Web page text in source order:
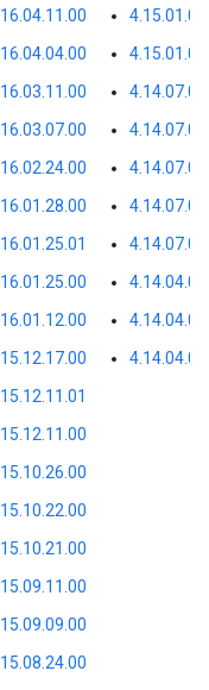
16.04.11.00
16.04.04.00
16.03.11.00
16.03.07.00
16.02.24.00
16.01.28.00
16.01.25.01
16.01.25.00
16.01.12.00
15.12.17.00
15.12.11.01
15.12.11.00
15.10.26.00
15.10.22.00
15.10.21.00
15.09.11.00
15.09.09.00
15.08.24.00
4.15.01.01
4.15.01.00
4.14.07.05
4.14.07.04
4.14.07.03
4.14.07.02
4.14.07.00
4.14.04.08
4.14.04.01
4.14.04.0